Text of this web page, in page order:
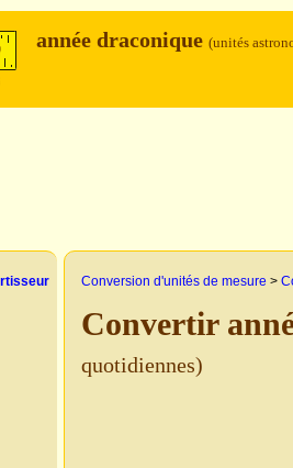
année draconique (unités
Conversion d'unités de mesure >
Convertir
quotidiennes)